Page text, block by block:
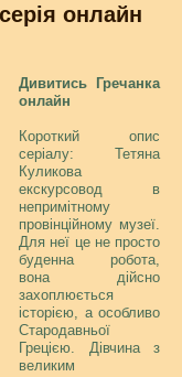
онлайн
Дивитись Гречанка
онлайн
Короткий опис
серіалу: Тетяна
Куликова
екскурсовод в
непримітному
провінційному музеї.
Для неї це не просто
буденна робота,
вона дійсно
захоплюється
історією, а особливо
Стародавньої
Грецією. Дівчина з
великим